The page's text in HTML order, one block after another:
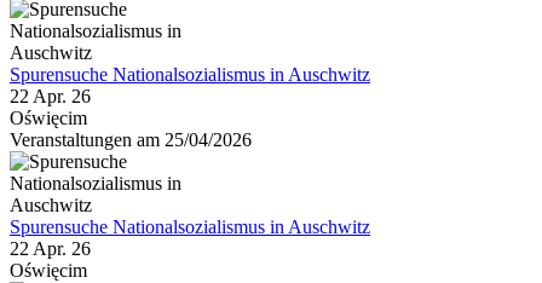
Spurensuche Nationalsozialismus in Auschwitz
22 Apr. 26
Oświęcim
Veranstaltungen am 25/04/2026
Spurensuche Nationalsozialismus in Auschwitz
22 Apr. 26
Oświęcim